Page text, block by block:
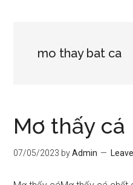
mo thay bat ca
Mơ thấy cá
07/05/2023 byAdmin